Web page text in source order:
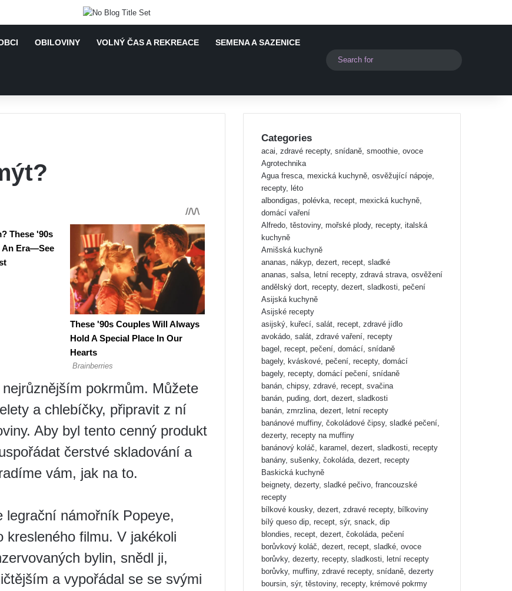
OBILOVINY VOLNÝ ČAS A REKREACE SEMENA A SAZENICE
Switch skin
pokrmům. Můžete
a chlebíčky, připravit z ní
Aby byl tento cenný produkt
čerstvé skladování a
vám, jak na to.
legrační námořník Popeye,
kresleného filmu. V jakékoli
bylin, snědl ji,
a vypořádal se se svými
Categories
acai, zdravé recepty, snídaně, smoothie, ovoce
Agrotechnika
Agua fresca, mexická kuchyně, osvěžující nápoje,
recepty, léto
albondigas, polévka, recept, mexická kuchyně,
domácí vaření
Alfredo, těstoviny, mořské plody, recepty, italská
kuchyně
Amišská kuchyně
ananas, nákyp, dezert, recept, sladké
ananas, salsa, letní recepty, zdravá strava, osvěžení
andělský dort, recepty, dezert, sladkosti, pečení
Asijská kuchyně
Asijské recepty
asijský, kuřecí, salát, recept, zdravé jídlo
avokádo, salát, zdravé vaření, recepty
bagel, recept, pečení, domácí, snídaně
bagely, kváskové, pečení, recepty, domácí
bagely, recepty, domácí pečení, snídaně
banán, chipsy, zdravé, recept, svačina
banán, puding, dort, dezert, sladkosti
banán, zmrzlina, dezert, letní recepty
banánové muffiny, čokoládové čipsy, sladké pečení,
dezerty, recepty na muffiny
banánový koláč, karamel, dezert, sladkosti, recepty
banány, sušenky, čokoláda, dezert, recepty
Baskická kuchyně
beignety, dezerty, sladké pečivo, francouzské
recepty
bílkové kousky, dezert, zdravé recepty, bílkoviny
bílý queso dip, recept, sýr, snack, dip
blondies, recept, dezert, čokoláda, pečení
borůvkový koláč, dezert, recept, sladké, ovoce
borůvky, dezerty, recepty, sladkosti, letní recepty
borůvky, muffiny, zdravé recepty, snídaně, dezerty
boursin, sýr, těstoviny, recepty, krémové pokrmy